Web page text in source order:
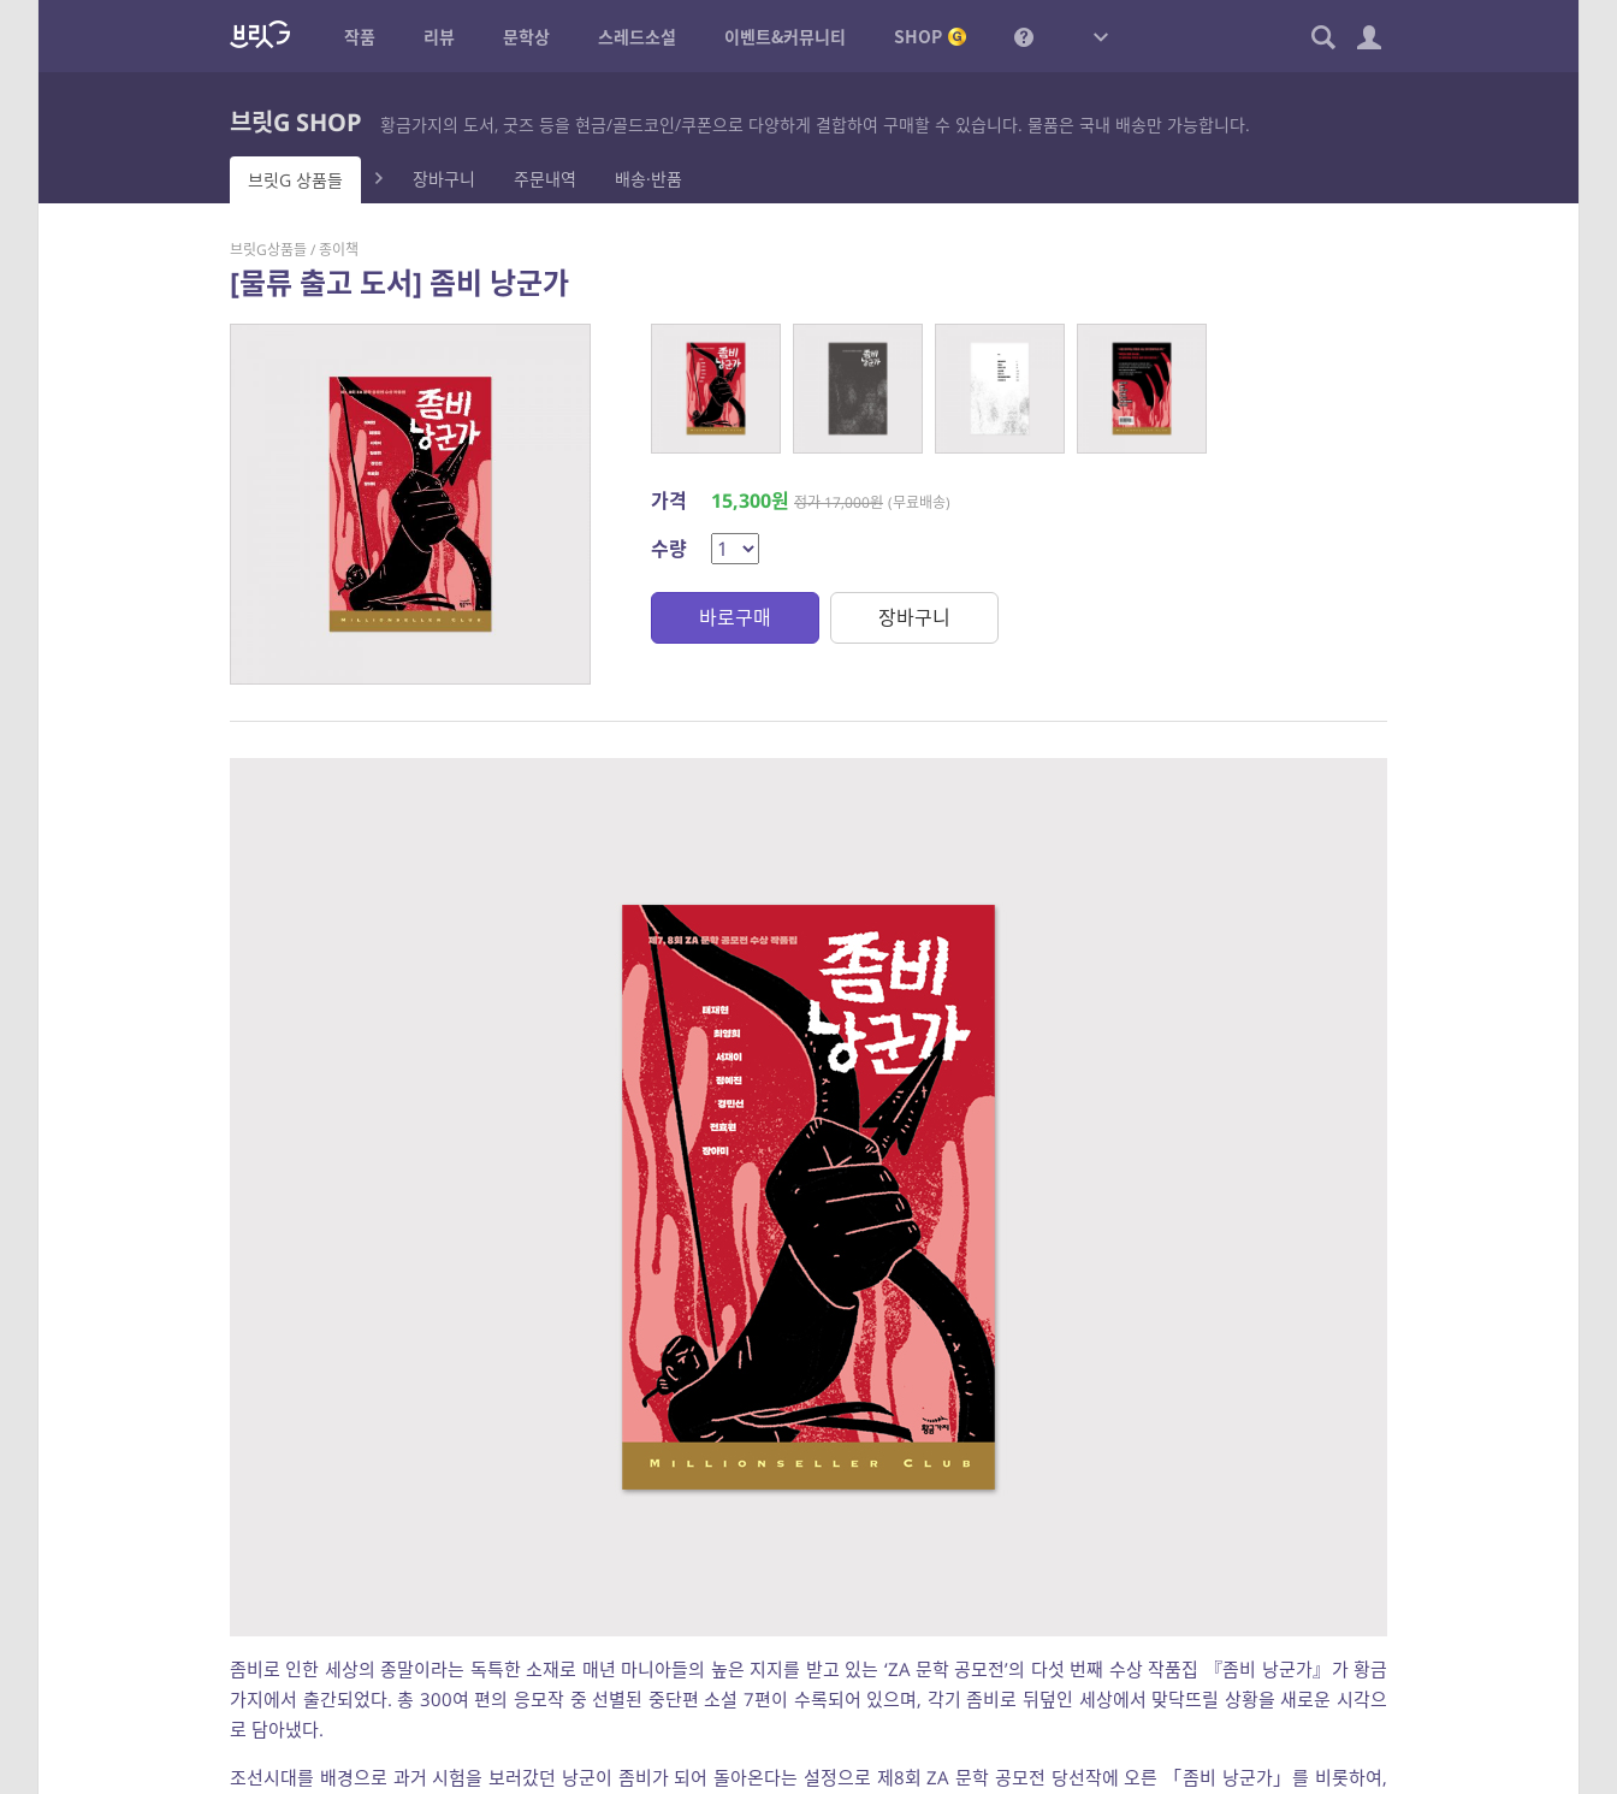
작품 리뷰 문학상 스레드소설 이벤트&커뮤니티 SHOP
브릿G SHOP 황금가지의 도서, 굿즈 등을 현금/골드코인/쿠폰으로 다양하게 결합하여 구매할 수 있습니다. 물품은 국내 배송만 가능합니다.
브릿G 상품들 장바구니 주문내역 배송·반품
브릿G상품들/종이책
[물류 출고 도서] 좀비 낭군가
가격 15,300원 정가 17,000원 (무료배송)
수량
바로구매 장바구니
좀비로 인한 세상의 종말이라는 독특한 소재로 매년 마니아들의 높은 지지를 받고 있는 ‘ZA 문학 공모전’의 다섯 번째 수상 작품집 『좀비 낭군가』가 황금
가지에서 출간되었다. 총 300여 편의 응모작 중 선별된 중단편 소설 7편이 수록되어 있으며, 각기 좀비로 뒤덮인 세상에서 맞닥뜨릴 상황을 새로운 시각으
로 담아냈다.
조선시대를 배경으로 과거 시험을 보러갔던 낭군이 좀비가 되어 돌아온다는 설정으로 제8회 ZA 문학 공모전 당선작에 오른 「좀비 낭군가」를 비롯하여,